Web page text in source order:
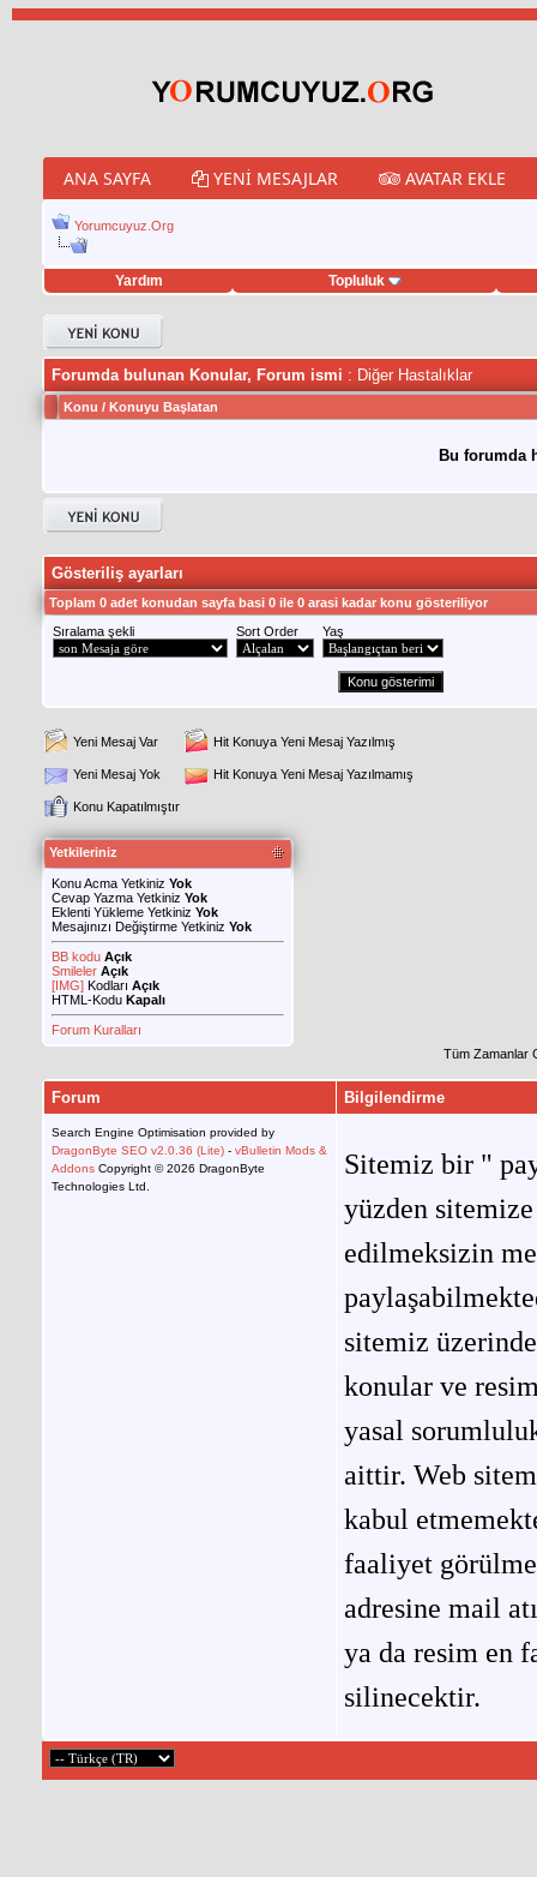
ANA SAYFA YENI MESAJLAR AVATAR EKLE
Yorumcuyuz.Org
Yardım Topluluk
hilesi
Forumda bulunan Konular, Forum ismi : Diğer Hastalıklar
Konu / Konuyu Başlatan
Bu forumda
Gösteriliş ayarları
Toplam 0 adet konudan sayfa basi 0 ile 0 arasi kadar konu gösteriliyor
Sıralama şekli
Sort Order Yaş
Yeni Mesaj Var Hit Konuya Yeni Mesaj Yazılmış
Yeni Mesaj Yok Hit Konuya Yeni Mesaj Yazılmamış
Konu Kapatılmıştır
Yetkileriniz
Konu Acma Yetkiniz Yok
Cevap Yazma Yetkiniz Yok
Eklenti Yükleme Yetkiniz Yok
Mesajınızı Değiştirme Yetkiniz Yok
BB kodu Açık
Smileler Açık
[IMG] Kodları Açık
HTML-Kodu Kapalı
Forum Kuralları
Tüm Zamanlar
Forum Bilgilendirme
Search Engine Optimisation provided by
DragonByte SEO v2.0.36 (Lite) - vBulletin Mods &
Addons Copyright © 2026 DragonByte
Technologies Ltd.
Sitemiz bir "
yüzden
edilmeksizin
sitemiz
konular ve
yasal
aittir. Web
kabul
faaliyet
adresine mail
ya da resim en
silinecektir.